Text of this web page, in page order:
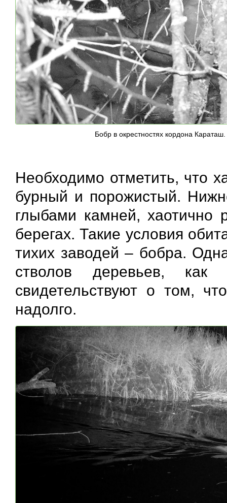
Бобр в окрестностях кордона
Необходимо отметить, что
бурный и порожистый.
глыбами камней,
берегах. Такие условия
тихих заводей – бобра.
стволов деревьев,
свидетельствуют о том,
надолго.